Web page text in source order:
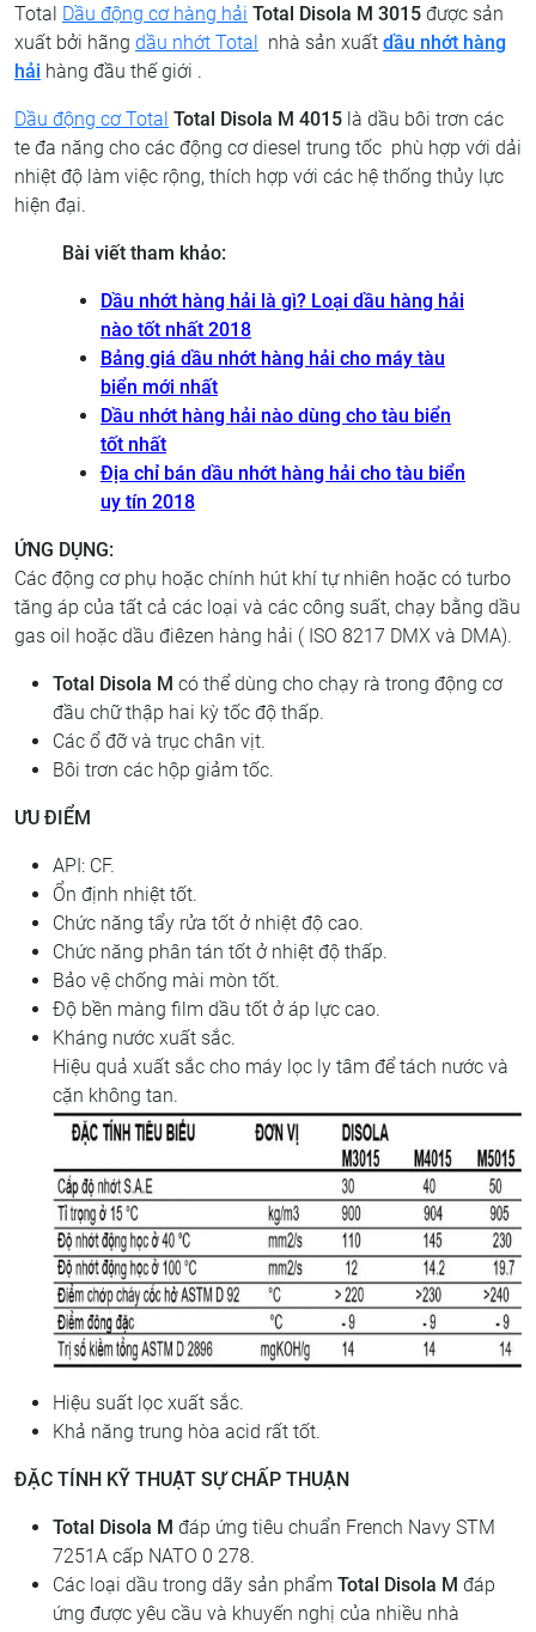
Total Dầu động cơ hàng hải Total Disola M 3015 được sản
xuất bởi hãng dầu nhớt Total nhà sản xuất dầu nhớt hàng
hải hàng đầu thế giới .
Dầu động cơ Total Total Disola M 4015 là dầu bôi trơn các
te đa năng cho các động cơ diesel trung tốc phù hợp với dải
nhiệt độ làm việc rộng, thích hợp với các hệ thống thủy lực
hiện đại.
Bài viết tham khảo:
Dầu nhớt hàng hải là gì? Loại dầu hàng hải
nào tốt nhất 2018
Bảng giá dầu nhớt hàng hải cho máy tàu
biển mới nhất
Dầu nhớt hàng hải nào dùng cho tàu biển
tốt nhất
Địa chỉ bán dầu nhớt hàng hải cho tàu biển
uy tín 2018
ỨNG DỤNG:
Các động cơ phụ hoặc chính hút khí tự nhiên hoặc có turbo
tăng áp của tất cả các loại và các công suất, chạy bằng dầu
gas oil hoặc dầu điêzen hàng hải ( ISO 8217 DMX và DMA).
Total Disola M có thể dùng cho chạy rà trong động cơ
đầu chữ thập hai kỳ tốc độ thấp.
Các ổ đỡ và trục chân vịt.
Bôi trơn các hộp giảm tốc.
ƯU ĐIỂM
API: CF.
Ổn định nhiệt tốt.
Chức năng tẩy rửa tốt ở nhiệt độ cao.
Chức năng phân tán tốt ở nhiệt độ thấp.
Bảo vệ chống mài mòn tốt.
Độ bền màng film dầu tốt ở áp lực cao.
Kháng nước xuất sắc.
Hiệu quả xuất sắc cho máy lọc ly tâm để tách nước và
cặn không tan.
Hiệu suất lọc xuất sắc.
Khả năng trung hòa acid rất tốt.
ĐẶC TÍNH KỸ THUẬT SỰ CHẤP THUẬN
Total Disola M đáp ứng tiêu chuẩn French Navy STM
7251A cấp NATO 0 278.
Các loại dầu trong dãy sản phẩm Total Disola M đáp
ứng được yêu cầu và khuyến nghị của nhiều nhà